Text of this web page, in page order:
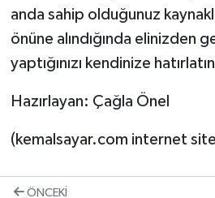
anda sahip olduğunuz
önüne alındığında elinizden
yaptığınızı kendinize
Hazırlayan: Çağla Önel
(kemalsayar.com internet
ÖNCEKI